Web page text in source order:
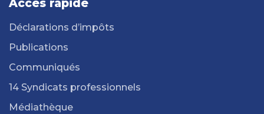
Accès rapide
Déclarations d’impôts
Publications
Communiqués
14 Syndicats professionnels
Médiathèque